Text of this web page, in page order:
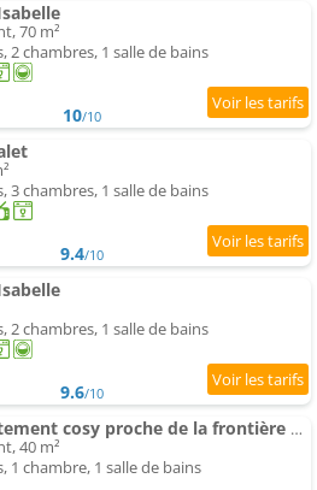
70 m²
2 chambres, 1 salle de bains
10/10
3 chambres, 1 salle de bains
9.4/10
2 chambres, 1 salle de bains
9.6/10
Bel Appartement cosy proche de la frontière Suisse
40 m²
1 chambre, 1 salle de bains